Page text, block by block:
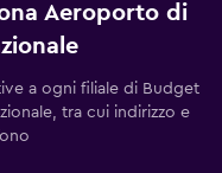
Aeroporto di
a ogni filiale di Budget
tra cui indirizzo e